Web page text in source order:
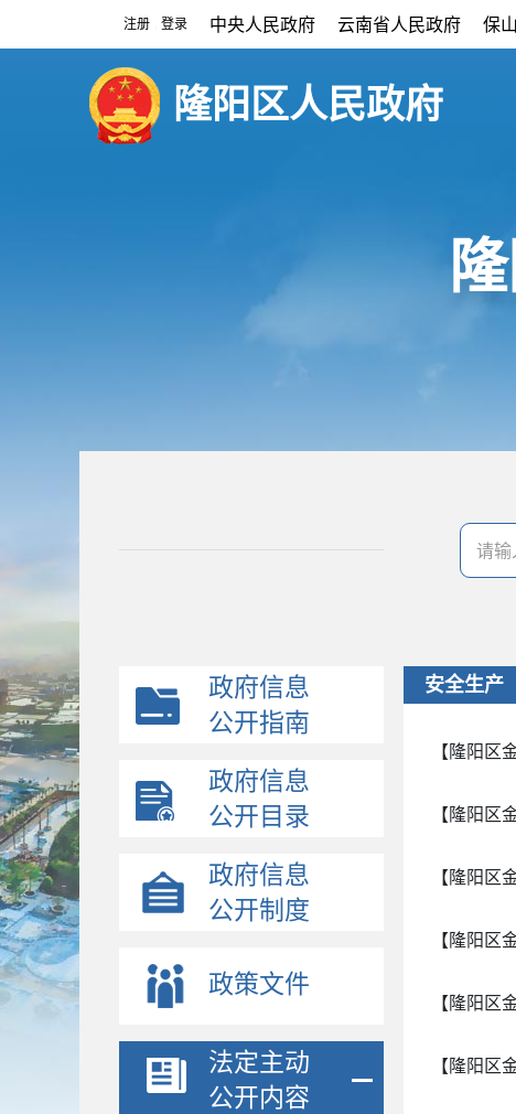
注册 登录 中央人民政府 云南省人民政府 保
隆阳区人民政府
政府信息
公开指南
政府信息
公开目录
政府信息
公开制度
政策文件
法定主动
公开内容
安全生产
【隆阳区
【隆阳区
【隆阳区
【隆阳区
【隆阳区
【隆阳区